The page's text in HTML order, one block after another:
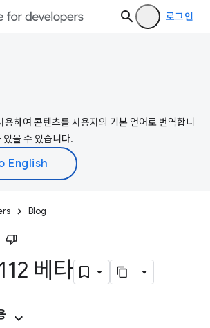
로그인
하여 콘텐츠를 사용자의 기본 언어로 번역합니
을 수 있습니다.
Blog
베타